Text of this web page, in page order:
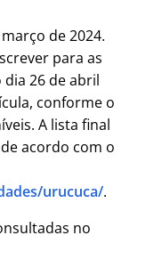
de 2024.
para as
26 de abril
conforme o
A lista final
acordo com o
urucuca/.
no